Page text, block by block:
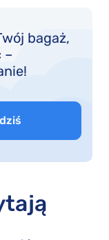
bagaż,
–